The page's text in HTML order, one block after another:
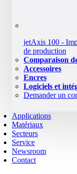
jetAxis 100 -
de production
Comparaison
Accessoires
Encres
Logiciels et
Demander un
Applications
Matériaux
Secteurs
Service
Newsroom
Contact